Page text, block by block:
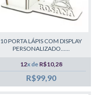
10 PORTA LÁPIS COM DISPLAY
PERSONALIZADO......
12x de R$10,28
R$99,90